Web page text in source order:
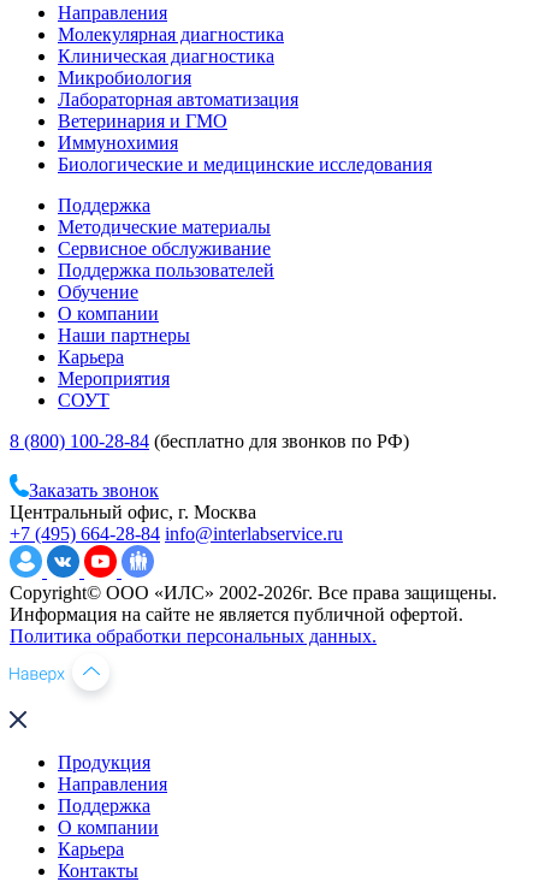
Направления
Молекулярная диагностика
Клиническая диагностика
Микробиология
Лабораторная автоматизация
Ветеринария и ГМО
Иммунохимия
Биологические и медицинские исследования
Поддержка
Методические материалы
Сервисное обслуживание
Поддержка пользователей
Обучение
О компании
Наши партнеры
Карьера
Мероприятия
СОУТ
8 (800) 100-28-84 (бесплатно для звонков по РФ)
Заказать звонок
Центральный офис, г. Москва
+7 (495) 664-28-84 info@interlabservice.ru
Copyright© ООО «ИЛС» 2002-2026г. Все права защищены.
Информация на сайте не является публичной офертой.
Политика обработки персональных данных.
Продукция
Направления
Поддержка
О компании
Карьера
Контакты